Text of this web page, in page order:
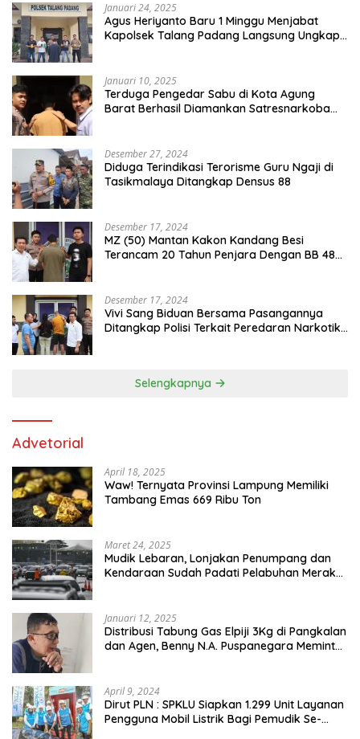
Januari 24, 2025
Agus Heriyanto Baru 1 Minggu Menjabat
Kapolsek Talang Padang Langsung Ungkap
Januari 10, 2025
Terduga Pengedar Sabu di Kota Agung
Barat Berhasil Diamankan Satresnarkoba
Desember 27, 2024
Diduga Terindikasi Terorisme Guru Ngaji di
Tasikmalaya Ditangkap Densus 88
Desember 17, 2024
MZ (50) Mantan Kakon Kandang Besi
Terancam 20 Tahun Penjara Dengan BB 48
Desember 17, 2024
Vivi Sang Biduan Bersama Pasangannya
Ditangkap Polisi Terkait Peredaran Narkotika
Selengkapnya
Advetorial
April 18, 2025
Waw! Ternyata Provinsi Lampung Memiliki
Tambang Emas 669 Ribu Ton
Maret 24, 2025
Mudik Lebaran, Lonjakan Penumpang dan
Kendaraan Sudah Padati Pelabuhan Merak
Januari 12, 2025
Distribusi Tabung Gas Elpiji 3Kg di Pangkalan
dan Agen, Benny N.A. Puspanegara Meminta
April 9, 2024
Dirut PLN : SPKLU Siapkan 1.299 Unit Layanan
Pengguna Mobil Listrik Bagi Pemudik Se-